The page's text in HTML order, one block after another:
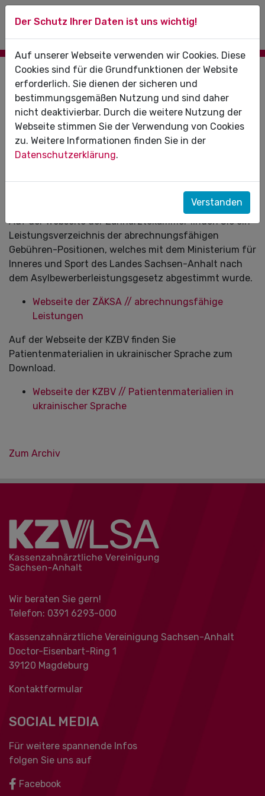
14.03.2022
Zahnärztliche Behandlung von
Flüchtlingen aus der Ukraine
Das Bundesministerium für Gesundheit hat eine FAQ-
Liste zur medizinischen Hilfe für Ukrainerinnen und
Webseite des BMG mit FAQ zur Flüchtlingshilfe
Auf der Webseite der Zahnärztekammer finden Sie ein
Leistungsverzeichnis der abrechnungsfähigen
Gebühren-Positionen, welches mit dem Ministerium für
Inneres und Sport des Landes Sachsen-Anhalt nach
dem Asylbewerberleistungsgesetz abgestimmt wurde.
Webseite der ZÄKSA // abrechnungsfähige
Leistungen
Auf der Webseite der KZBV finden Sie
Patientenmaterialien in ukrainischer Sprache zum
Download.
Webseite der KZBV // Patientenmaterialien in
ukrainischer Sprache
Zum Archiv
Wir beraten Sie gern!
Telefon: 0391 ‍6293-000
Kassenzahnärztliche Vereinigung Sachsen-Anhalt
Doctor-Eisenbart-Ring 1
39120 Magdeburg
Kontaktformular
SOCIAL MEDIA
Für weitere spannende Infos
folgen Sie uns auf
Facebook
Der Schutz Ihrer Daten ist uns wichtig!
Auf unserer Webseite verwenden wir Cookies. Diese
Cookies sind für die Grundfunktionen der Website
erforderlich. Sie dienen der sicheren und
bestimmungsgemäßen Nutzung und sind daher
nicht deaktivierbar. Durch die weitere Nutzung der
Webseite stimmen Sie der Verwendung von Cookies
zu. Weitere Informationen finden Sie in der
Datenschutzerklärung.
Verstanden